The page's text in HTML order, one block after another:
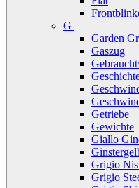
G
Garden
Gaszug
Getriebe
Gewichte
Giallo
Grigio
Grigio